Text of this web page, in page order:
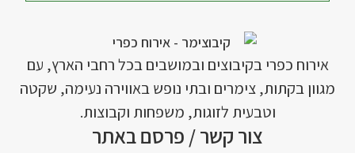
אירוח כפרי בקיבוצים ובמושבים בכל רחבי הארץ, עם
מגוון בקתות, צימרים ובתי נופש באווירה נעימה, שקטה
וטבעית לזוגות, משפחות וקבוצות.
צור קשר / פרסם באתר